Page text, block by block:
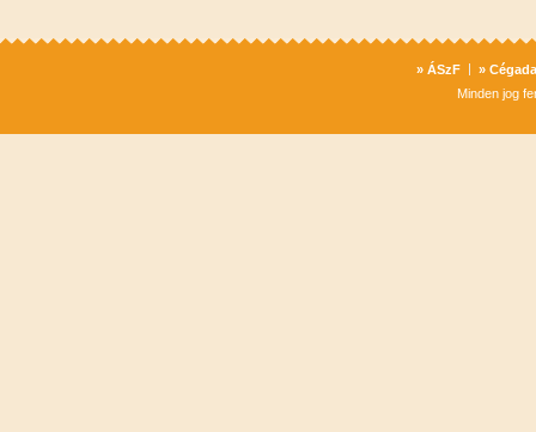
» ÁSzF »
Minden jog